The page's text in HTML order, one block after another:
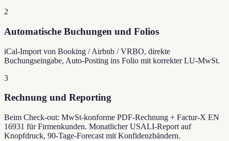
2
Automatische Buchungen und Folios
iCal-Import von Booking / Airbnb / VRBO, direkte
Buchungseingabe, Auto-Posting ins Folio mit korrekter LU-MwSt.
3
Rechnung und Reporting
Beim Check-out: MwSt-konforme PDF-Rechnung + Factur-X EN
16931 für Firmenkunden. Monatlicher USALI-Report auf
Knopfdruck, 90-Tage-Forecast mit Konfidenzbändern.